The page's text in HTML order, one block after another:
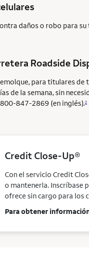
daños o robo para su
Roadside
para titulares de
de la semana, sin
847-2869 (en inglés).2
Credit Close-Up®
Con el servicio Credit
o mantenerla. Inscríbase
ofrece sin cargo para los
Para obtener